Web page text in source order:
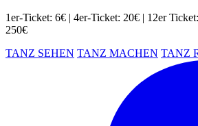
1er-Ticket: 6€ | 4er-Ticket: 20€ | 12er
250€
TANZ SEHEN TANZ MACHEN TANZ